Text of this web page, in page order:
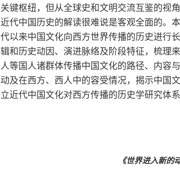
关键枢纽，但从全球史和文明交流互鉴的视
近代中国历史的解读很难说是客观全面的。
代以来中国文化向西方世界传播的历史进行
辑和历史动因、演进脉络及阶段特征，梳理
人等国人诸群体传播中国文化的路径、内容
动及在西方、西人中的容受情况，揭示中国
立近代中国文化对西方传播的历史学研究体系
《世界进入新的